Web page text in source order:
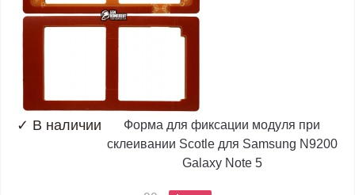
✓ В наличии
Форма для фиксации модуля при
склеивании Scotle для Samsung N9200
Galaxy Note 5